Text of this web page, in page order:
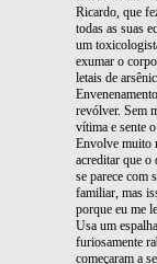
Ricardo, que
todas as suas
um
exumar o
letais de
revólver. Sem
vítima e sente
Envolve muito
acreditar que
se parece com
familiar, mas
porque eu me
Usa um
furiosamente
começaram a